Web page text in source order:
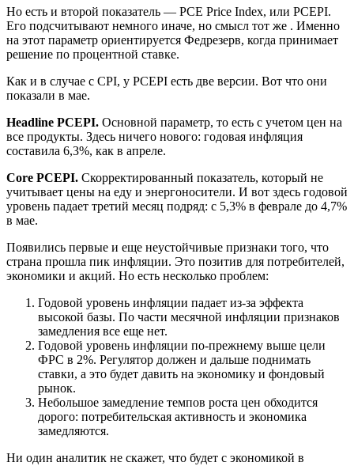
Но есть и второй показатель — PCE Price Index, или PCEPI.
Его подсчитывают немного иначе, но смысл тот же . Именно
на этот параметр ориентируется Федрезерв, когда принимает
решение по процентной ставке.
Как и в случае с CPI, у PCEPI есть две версии. Вот что они
показали в мае.
Headline PCEPI. Основной параметр, то есть с учетом цен на
все продукты. Здесь ничего нового: годовая инфляция
составила 6,3%, как в апреле.
Core PCEPI. Скорректированный показатель, который не
учитывает цены на еду и энергоносители. И вот здесь годовой
уровень падает третий месяц подряд: с 5,3% в феврале до 4,7%
в мае.
Появились первые и еще неустойчивые признаки того, что
страна прошла пик инфляции. Это позитив для потребителей,
экономики и акций. Но есть несколько проблем:
Годовой уровень инфляции падает из-за эффекта
высокой базы. По части месячной инфляции признаков
замедления все еще нет.
Годовой уровень инфляции по-прежнему выше цели
ФРС в 2%. Регулятор должен и дальше поднимать
ставки, а это будет давить на экономику и фондовый
рынок.
Небольшое замедление темпов роста цен обходится
дорого: потребительская активность и экономика
замедляются.
Ни один аналитик не скажет, что будет с экономикой в